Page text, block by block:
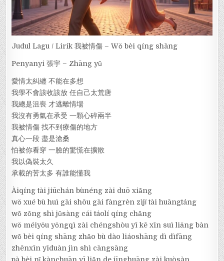
Judul Lagu / Lirik 我被情傷 – Wǒ bèi qíng shāng
Penyanyi 張宇 – Zhāng yǔ
愛情太糾纏 不能在多想
我學不會該收該放 任自己太荒唐
我總是沮喪 才逃離情場
我沒有勇氣在承受 一顆心碎兩半
我被情傷 找不到療傷的地方
真心一段 盡是滄桑
怕被你看穿 一臉的驚慌在擴散
我以偽裝太久
承載的苦太多 有誰能懂我
Àiqíng tài jiūchán bùnéng zài duō xiǎng
wǒ xué bù huì gāi shōu gāi fàngrèn zìjǐ tài huāngtáng
wǒ zǒng shì jǔsàng cái táolí qíng chǎng
wǒ méiyǒu yǒngqì zài chéngshòu yī kē xīn suì liǎng bàn
wǒ bèi qíng shāng zhǎo bù dào liáoshāng dì dìfāng
zhēnxīn yīduàn jìn shì cāngsāng
pà bèi nǐ kànchuān yī liǎn de jīnghuāng zài kuòsàn